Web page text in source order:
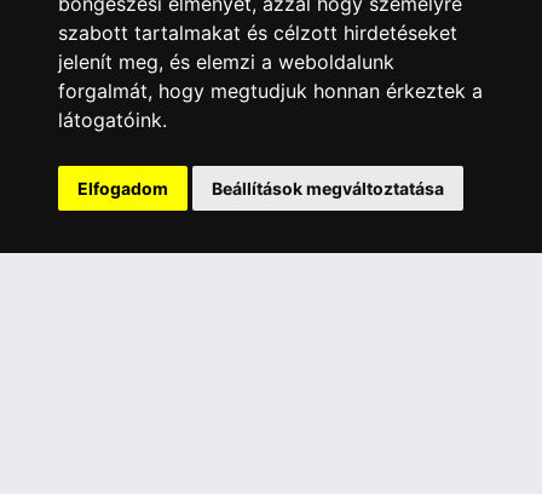
szabott tartalmakat és célzott hirdetéseket
jelenít meg, és elemzi a weboldalunk
forgalmát, hogy megtudjuk honnan érkeztek a
látogatóink.
Elfogadom Beállítások megváltoztatása
Üzleteinkben az elektronikus fizetés mód kizárólag átutalással
érhető el, bankkártyás fizetésre nincs lehetőség.
INFORMÁCIÓK
Általános Szerződési Feltételek
Adatkezelési nyilatkozat
Rólunk